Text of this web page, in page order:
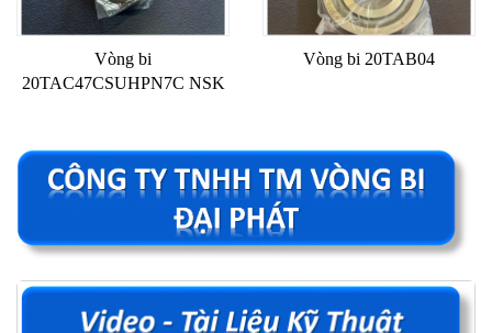
Vòng bi
20TAC47CSUHPN7C NSK
Vòng bi 20TAB04